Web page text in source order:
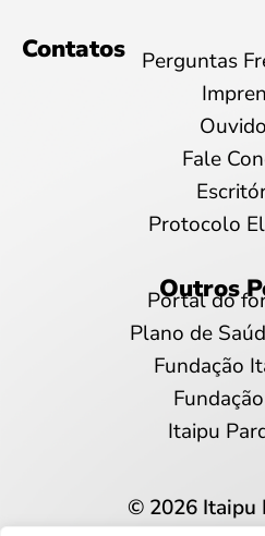
Contatos
Perguntas
Fale
Protocolo
Outros
Portal do
Plano de
Fundação
Itaipu
© 2026 Itaipu